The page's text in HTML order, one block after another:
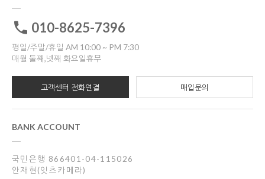
010-8625-7396
평일/주말/휴일 AM 10:00 ~ PM 7:30
매월 둘째,넷째 화요일휴무
고객센터 전화연결 매입문의
BANK ACCOUNT
국민은행 866401-04-115026
안재현(잇츠카메라)